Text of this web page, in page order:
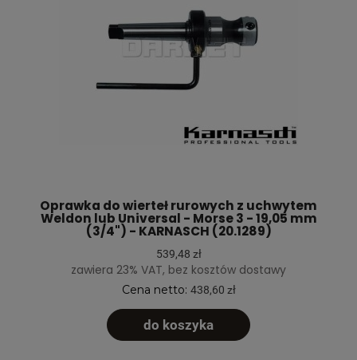
Oprawka do wierteł rurowych z uchwytem
Weldon lub Universal - Morse 3 - 19,05 mm
(3/4") - KARNASCH (20.1289)
539,48 zł
zawiera 23% VAT, bez kosztów dostawy
Cena netto: 438,60 zł
do koszyka